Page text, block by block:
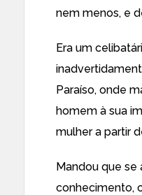
nem menos, e
Era um
Paraíso, onde
homem à sua
mulher a partir
Mandou que
conhecimento,